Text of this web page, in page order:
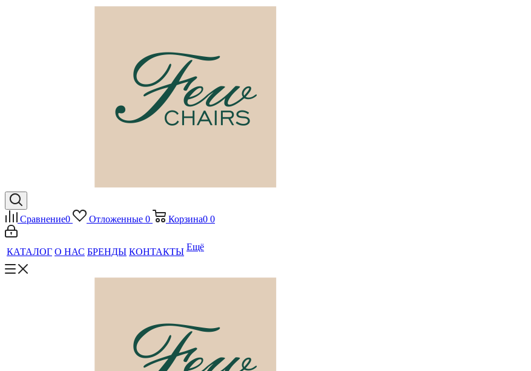
Сравнение0 Отложенные 0 Корзина0 0
КАТАЛОГ О НАС БРЕНДЫ КОНТАКТЫ Ещё